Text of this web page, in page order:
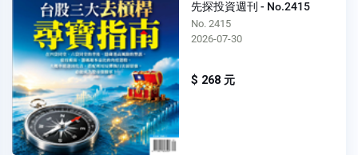
先探投資週刊 - No.2415
No. 2415
2026-07-30
$ 268 元